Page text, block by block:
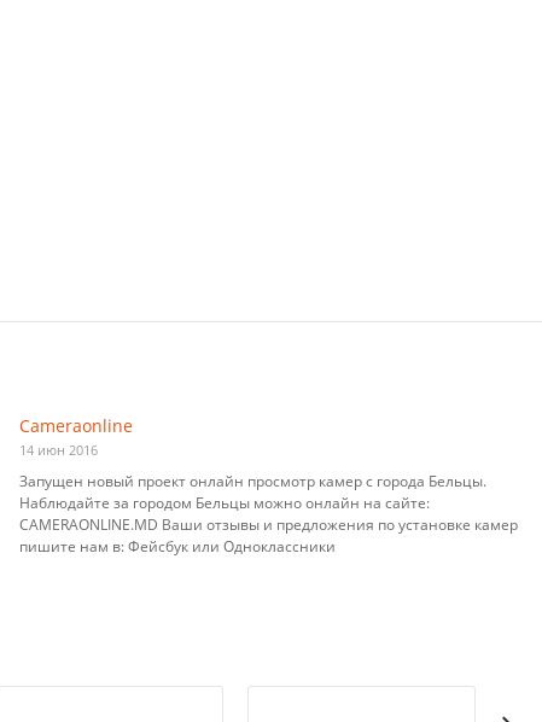
Cameraonline
14 июн 2016
Запущен новый проект онлайн просмотр камер с города Бельцы.
Наблюдайте за городом Бельцы можно онлайн на сайте:
CAMERAONLINE.MD Ваши отзывы и предложения по установке камер
пишите нам в: Фейсбук или Одноклассники